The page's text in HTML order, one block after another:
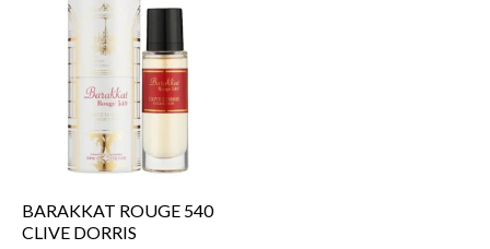
BARAKKAT ROUGE 540
CLIVE DORRIS